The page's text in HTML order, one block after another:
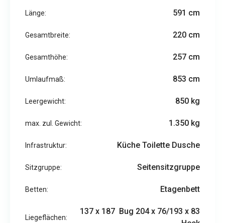
Länge: 591 cm
Gesamtbreite: 220 cm
Gesamthöhe: 257 cm
Umlaufmaß: 853 cm
Leergewicht: 850 kg
max. zul. Gewicht: 1.350 kg
Infrastruktur: Küche Toilette Dusche
Sitzgruppe: Seitensitzgruppe
Betten: Etagenbett
Liegeflächen:
137 x 187 Bug 204 x 76/193 x 83